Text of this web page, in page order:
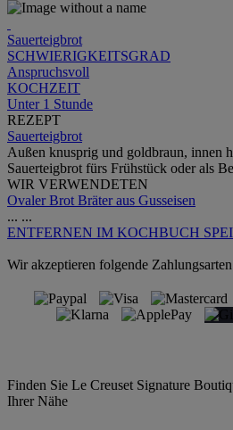
Sauerteigbrot
SCHWIERIGKEITSGRAD
Anspruchsvoll
KOCHZEIT
Unter 1 Stunde
REZEPT
Sauerteigbrot
Außen knusprig und goldbraun, innen
Sauerteigbrot fürs Frühstück oder als
WIR VERWENDETEN
Ovaler Brot Bräter aus Gusseisen
... ...
ENTFERNEN IM KOCHBUCH
Wir akzeptieren folgende Zahlungsarten
Finden Sie Le Creuset Signature
Ihrer Nähe